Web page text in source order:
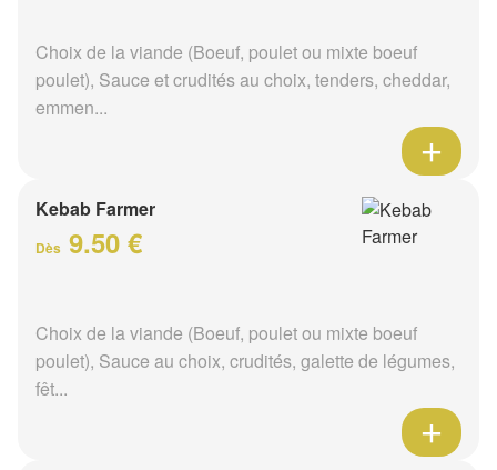
Choix de la viande (Boeuf, poulet ou mixte boeuf
poulet), Sauce et crudités au choix, tenders, cheddar,
emmen...
Kebab Farmer
Dès 9.50 €
Choix de la viande (Boeuf, poulet ou mixte boeuf
poulet), Sauce au choix, crudités, galette de légumes,
fêt...